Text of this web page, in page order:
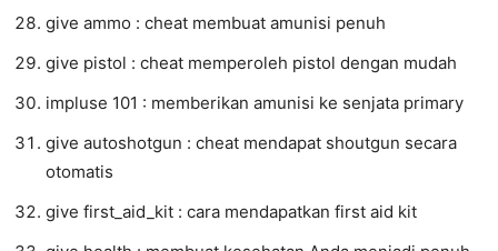
give ammo : cheat membuat amunisi penuh
give pistol : cheat memperoleh pistol dengan mudah
impluse 101 : memberikan amunisi ke senjata primary
give autoshotgun : cheat mendapat shoutgun secara
otomatis
give first_aid_kit : cara mendapatkan first aid kit